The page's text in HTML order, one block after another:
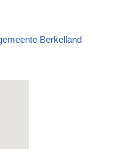
Berkelland